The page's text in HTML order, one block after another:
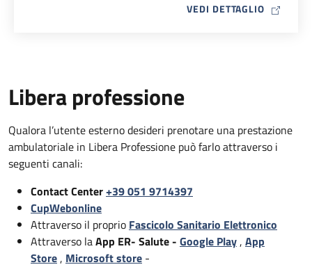
VEDI DETTAGLIO MAP ICON
Libera professione
Qualora l’utente esterno desideri prenotare una prestazione
ambulatoriale in Libera Professione può farlo attraverso i
seguenti canali:
Contact Center+39 051 9714397
CupWebonline
Attraverso il proprio Fascicolo Sanitario Elettronico
Attraverso laApp ER- Salute - Google Play, App
Store, Microsoft store -